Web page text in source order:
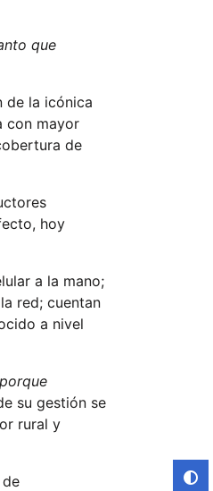
que
de la icónica
con mayor
de
hoy
a la mano;
red; cuentan
a nivel
su gestión se
rural y